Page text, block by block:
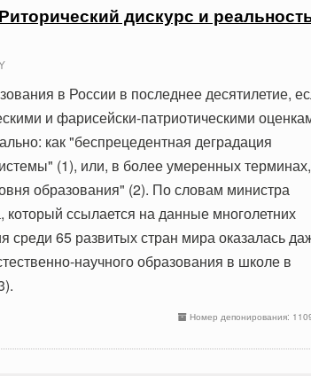
дискурс и
в России в последнее десятилетие,
и фарисейски-патриотическими
как "беспрецедентная деградация
(1), или, в более умеренных терминах,
образования" (2). По словам министра
ссылается на данные многолетних
65 развитых стран мира оказалась
научного образования в школе в
Номер депонирования: